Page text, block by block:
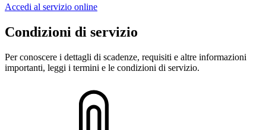
Accedi al servizio online
Condizioni di servizio
Per conoscere i dettagli di scadenze, requisiti e altre informazioni
importanti, leggi i termini e le condizioni di servizio.